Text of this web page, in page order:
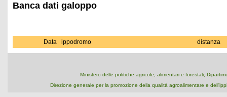
Banca dati galoppo
Data ippodromo distanza
Ministero delle politiche agricole, alimentari e forestali,
Direzione generale per la promozione della qualità agroalimentare e